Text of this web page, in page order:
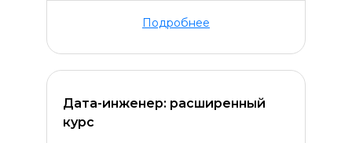
Подробнее
Дата-инженер: расширенный
курс